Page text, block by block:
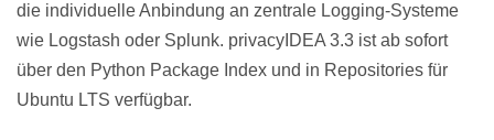
die individuelle Anbindung an zentrale Logging-Systeme
wie Logstash oder Splunk. privacyIDEA 3.3 ist ab sofort
über den Python Package Index und in Repositories für
Ubuntu LTS verfügbar.